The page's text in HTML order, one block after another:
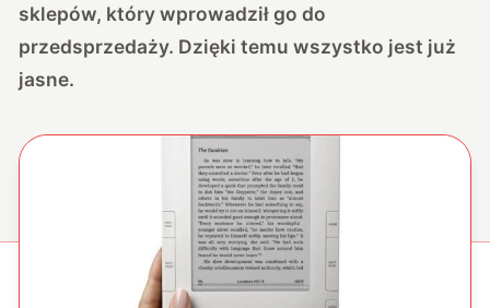
sklepów, który wprowadził go do
przedsprzedaży. Dzięki temu wszystko jest już
jasne.